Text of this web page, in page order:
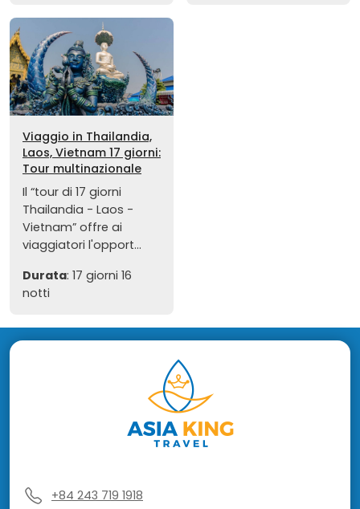
Viaggio in Thailandia,
Laos, Vietnam 17 giorni:
Tour multinazionale
Il “tour di 17 giorni
Thailandia - Laos -
Vietnam” offre ai
viaggiatori l'opport...
Durata: 17 giorni 16
notti
+84 243 719 1918